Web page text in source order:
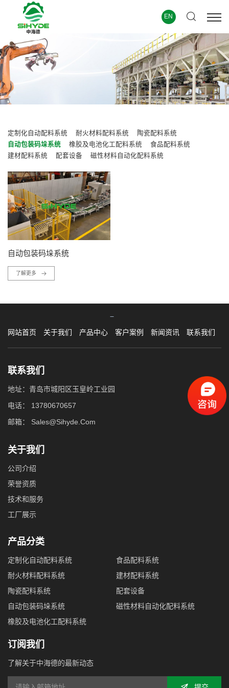
EN
定制化自动配料系统 耐火材料配料系统
陶瓷配料系统
自动包装码垛系统
橡胶及电池化工配料系统
食品配料系统
建材配料系统
配套设备 磁性材料自动化配料系统
自动包装码垛系统
了解更多
网站首页 关于我们 产品中心 客户案例 新闻资讯 联系我们
联系我们
地址：青岛市城阳区玉皇岭工业园
电话： 13780670657
邮箱： Sales@Sihyde.Com
关于我们
公司介绍
荣誉资质
技术和服务
工厂展示
产品分类
定制化自动配料系统
耐火材料配料系统
陶瓷配料系统
自动包装码垛系统
橡胶及电池化工配料系统
食品配料系统
建材配料系统
配套设备
磁性材料自动化配料系统
订阅我们
了解关于中海德的最新动态